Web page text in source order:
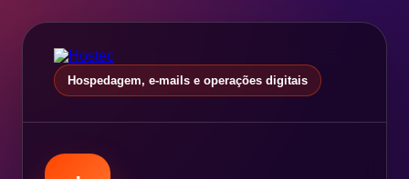
Hospedagem, e-mails e operações digitais